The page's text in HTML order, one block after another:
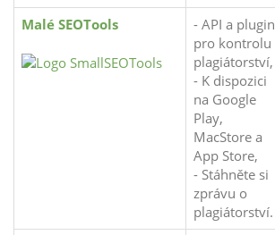
Malé SEOTools
- API a plugin
pro kontrolu
plagiátorství,
- K dispozici
na Google
Play,
MacStore a
App Store,
- Stáhněte si
zprávu o
plagiátorství.